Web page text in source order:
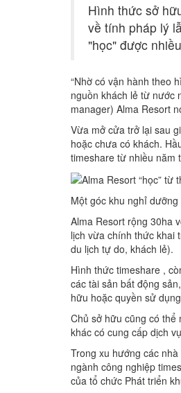
Hình thức sở
về tính pháp lý
"học" được
“Nhờ có vận hành theo
nguồn khách lẻ từ nước
manager) Alma Resort
Vừa mở cửa trở lại sau
hoặc chưa có khách.
timeshare từ nhiều năm
Một góc khu nghỉ
Alma Resort rộng 30ha
lịch vừa chính thức khai
du lịch tự do, khách lẻ).
Hình thức timeshare ,
các tài sản bất động
hữu hoặc quyền sử
Chủ sở hữu cũng có thể
khác có cung cấp dịch
Trong xu hướng các
ngành công nghiệp
của tổ chức Phát triển